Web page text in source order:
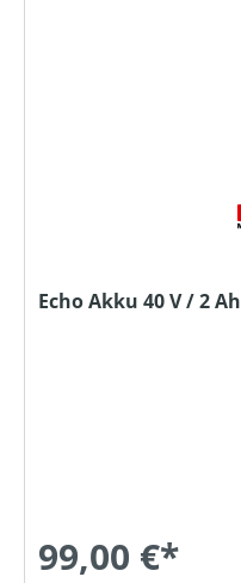
Echo Akku 40 V / 2 Ah
99,00 €*